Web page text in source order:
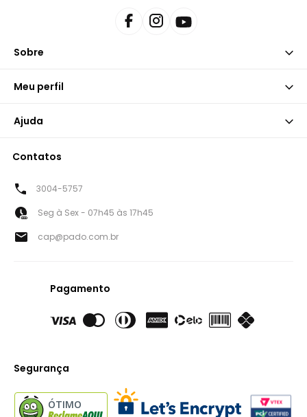
Sobre
Meu perfil
Ajuda
Contatos
3004-5757
Seg à Sex - 07h45 às 17h45
cap@pado.com.br
Pagamento
Segurança
ÓTIMO